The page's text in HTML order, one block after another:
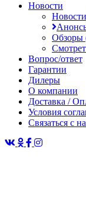
Новости
Обзоры
Вопрос/ответ
Гарантии
Дилеры
О компании
Доставка /
Условия
Связаться с